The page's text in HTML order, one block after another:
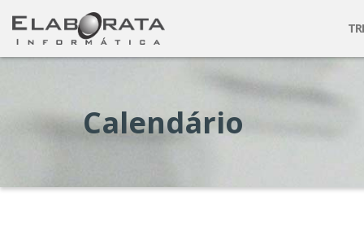
Calendário